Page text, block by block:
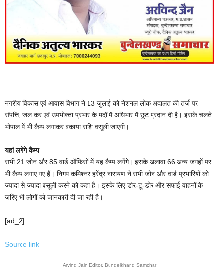
नगरीय विकास एवं आवास विभाग ने 13 जुलाई को नेशनल लोक अदालत की तर्ज पर
संपत्ति, जल कर एवं उपभोक्ता प्रभार के मदों में अधिभार में छूट प्रदान दी है। इसके चलते
भोपाल में भी कैम्प लगाकर बकाया राशि वसूली जाएगी।
यहां लगेंगे कैम्प
सभी 21 जोन और 85 वार्ड ऑफिसों में यह कैम्प लगेंगे। इसके अलावा 66 अन्य जगहों पर
भी कैम्प लगाए गए हैं। निगम कमिश्नर हरेंद्र नारायण ने सभी जोन और वार्ड प्रभारियों को
ज्यादा से ज्यादा वसूली करने को कहा है। इसके लिए डोर-टू-डोर और सफाई वाहनों के
जरिए भी लोगों को जानकारी दी जा रही है।
[ad_2]
Source link
Arvind Jain Editor, Bundelkhand Samchar